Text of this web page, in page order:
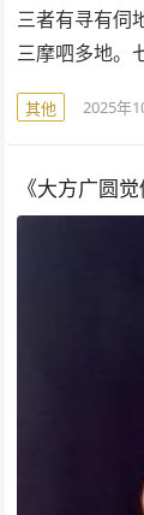
三者有寻有伺
三摩呬多地。
其他 2025年
《大方广圆